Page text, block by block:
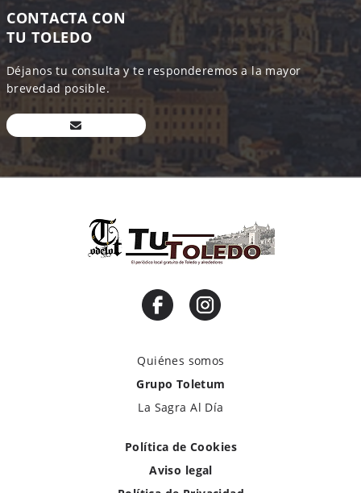
CONTACTA CON
TU TOLEDO
Déjanos tu consulta y te responderemos a la mayor
brevedad posible.
Quiénes somos
Grupo Toletum
La Sagra Al Día
Política de Cookies
Aviso legal